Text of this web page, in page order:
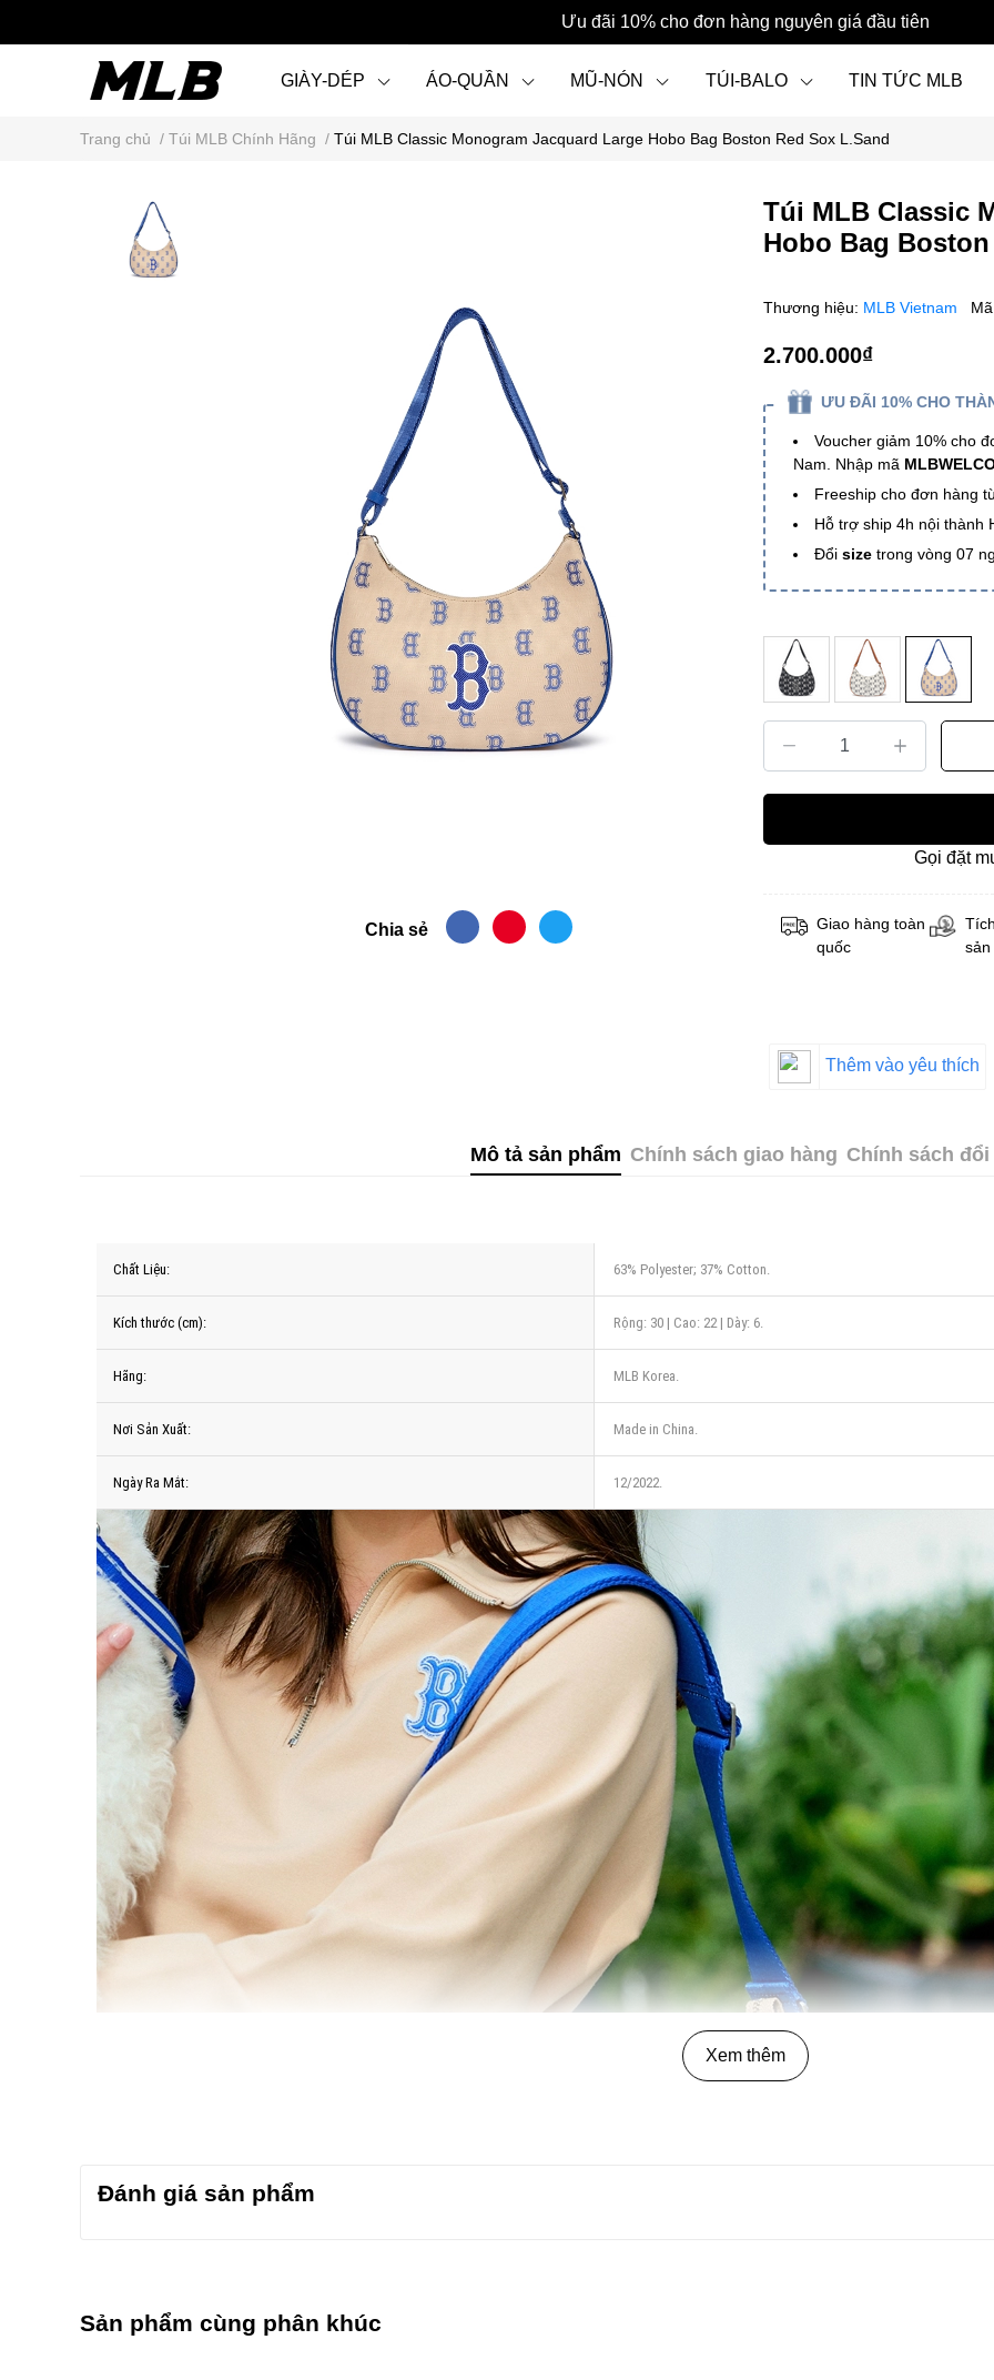
Ưu đãi 10% cho đơn hàng nguyên giá đầu tiên
GIÀY-DÉP ÁO-QUẦN MŨ-NÓN TÚI-BALO TIN TỨC MLB
STEAL KARINA STYLE PHỤ KIỆN
Trang chủ / Túi MLB Chính Hãng / Túi MLB Classic Monogram Jacquard Large Hobo Bag Boston Red Sox L.Sand
Chia sẻ
Túi MLB Classic
Hobo Bag
Thương hiệu: MLB Vietnam
2.700.000₫
ƯU ĐÃI 10% CHO
Voucher giảm 10% cho
Nam. Nhập mã
Freeship cho đơn hàng
Hỗ trợ ship 4h nội thành
Đổi size trong vòng 07
Gọi đặt
Giao hàng toàn
quốc
sản
Thêm vào yêu thích
Mô tả sản phẩm Chính sách giao hàng Chính sách đổi
Chất Liệu: 63% Polyester; 37% Cotton.
Kích thước (cm): Rộng: 30 | Cao: 22 | Dày: 6.
Hãng: MLB Korea.
Nơi Sản Xuất: Made in China.
Ngày Ra Mắt: 12/2022.
Xem thêm
Đánh giá sản phẩm
Sản phẩm cùng phân khúc